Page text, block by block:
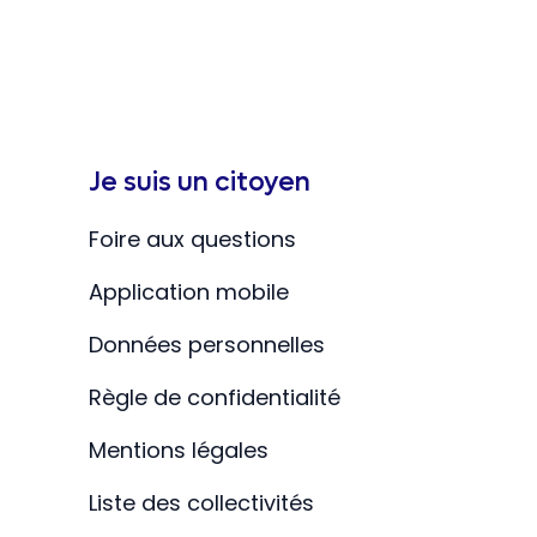
Je suis un citoyen
Foire aux questions
Application mobile
Données personnelles
Règle de confidentialité
Mentions légales
Liste des collectivités